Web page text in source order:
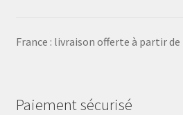
France : livraison offerte à partir de
Paiement sécurisé